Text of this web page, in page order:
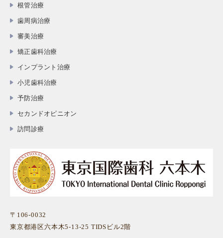
根管治療
歯周病治療
審美治療
矯正歯科治療
インプラント治療
小児歯科治療
予防治療
セカンドオピニオン
訪問診療
〒106-0032
東京都港区六本木5-13-25 TIDSビル2階